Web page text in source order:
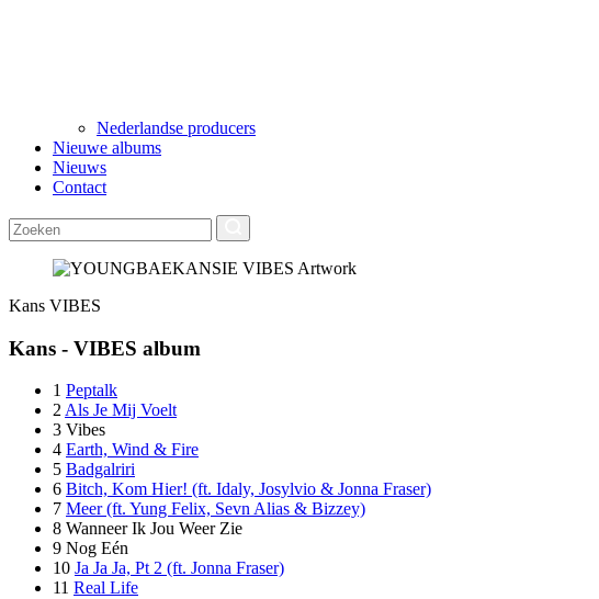
Nederlandse producers
Nieuwe albums
Nieuws
Contact
Kans VIBES
Kans - VIBES album
1 Peptalk
2Als Je Mij Voelt
3 Vibes
4 Earth, Wind & Fire
5 Badgalriri
6 Bitch, Kom Hier! (ft. Idaly, Josylvio & Jonna Fraser)
7 Meer (ft. Yung Felix, Sevn Alias & Bizzey)
8 Wanneer Ik Jou Weer Zie
9 Nog Eén
10 Ja Ja Ja, Pt 2 (ft. Jonna Fraser)
11 Real Life